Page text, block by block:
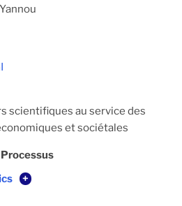
scientifiques au service des
et sociétales
+